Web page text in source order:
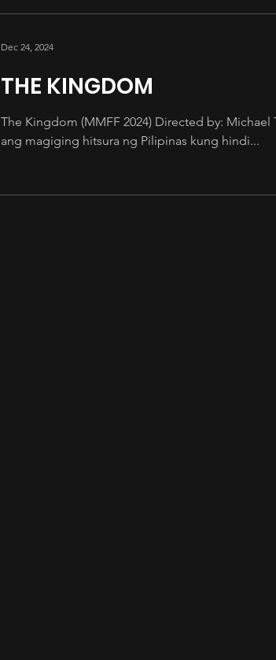
dahil yun ang kanilang sinasabi.
THE KINGDOM
The Kingdom (MMFF 2024) Directed by:
ang magiging hitsura ng Pilipinas kung hindi...
Dec 24, 2024